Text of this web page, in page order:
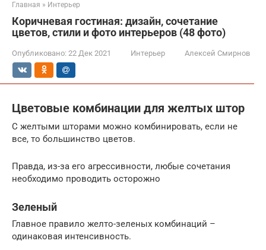
Главная » Интерьер
Коричневая гостиная: дизайн, сочетание
цветов, стили и фото интерьеров (48 фото)
Опубликовано: 22 Дек 2021 Интерьер Алексей Смирнов
Цветовые комбинации для желтых штор
С желтыми шторами можно комбинировать, если не
все, то большинство цветов.
Правда, из-за его агрессивности, любые сочетания
необходимо проводить осторожно
Зеленый
Главное правило желто-зеленых комбинаций –
одинаковая интенсивность.